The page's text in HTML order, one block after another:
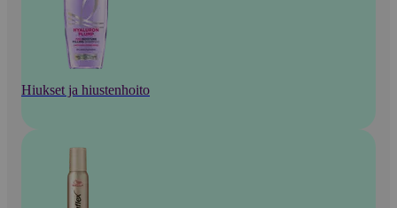
Hiukset ja hiustenhoito